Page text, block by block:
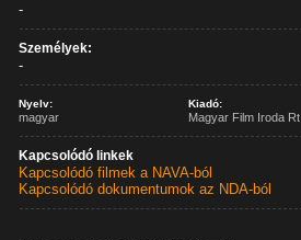
-
Személyek:
-
Nyelv:
magyar
Kiadó:
Magyar Film Iroda Rt.
Kapcsolódó linkek
Kapcsolódó filmek a NAVA-ból
Kapcsolódó dokumentumok az NDA-ból